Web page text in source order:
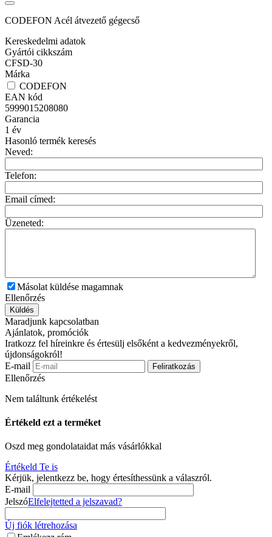
CODEFON Acél átvezető gégecső
Kereskedelmi adatok
Gyártói cikkszám
CFSD-30
Márka
CODEFON
EAN kód
5999015208080
Garancia
1 év
Hasonló termék keresés
Neved:
Telefon:
Email címed:
Üzeneted:
Másolat küldése magamnak
Ellenőrzés
Küldés
Maradjunk kapcsolatban
Ajánlatok, promóciók
Iratkozz fel híreinkre és értesülj elsőként a kedvezményekről,
újdonságokról!
E-mail
Feliratkozás
Ellenőrzés
Nem találtunk értékelést
Értékeld ezt a terméket
Oszd meg gondolataidat más vásárlókkal
Értékeld Te is
Kérjük, jelentkezz be, hogy értesíthessünk a válaszról.
E-mail
JelszóElfelejtetted a jelszavad?
Új fiók létrehozása